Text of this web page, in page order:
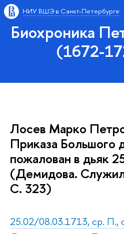
НИУ ВШЭ в Санкт-Петербурге
Биохроника
(1672-
Лосев Марко
Приказа Большого
пожалован в дьяк
(Демидова.
С. 323)
25.02/08.03.1713, ср. П.,